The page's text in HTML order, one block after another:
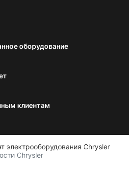
оборудование
клиентам
электрооборудования Chrysler
Chrysler